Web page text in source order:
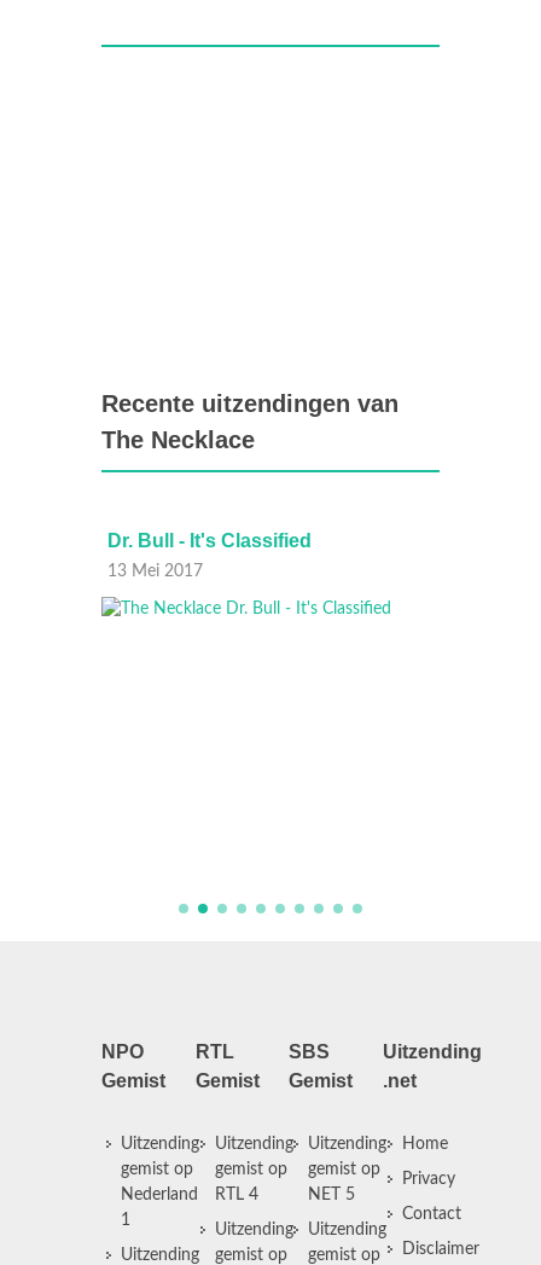
Recente uitzendingen van
The Necklace
Dr. Bull - It's Classified
13 Mei 2017
NPO
Gemist
Uitzending
gemist op
Nederland
1
Uitzending
RTL
Gemist
Uitzending
gemist op
RTL 4
Uitzending
gemist op
SBS
Gemist
Uitzending
gemist op
NET 5
Uitzending
gemist op
Uitzending
.net
Home
Privacy
Contact
Disclaimer